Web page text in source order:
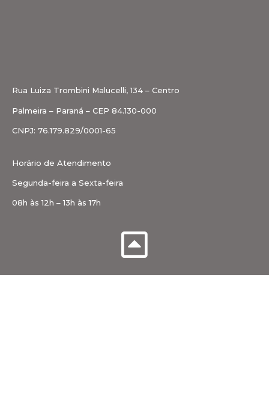
Rua Luiza Trombini Malucelli, 134 – Centro
Palmeira – Paraná – CEP 84.130-000
CNPJ: 76.179.829/0001-65
Horário de Atendimento
Segunda-feira a Sexta-feira
08h às 12h – 13h às 17h